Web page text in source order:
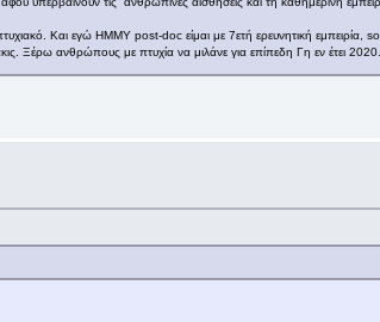
Και εγώ ΗΜΜΥ post-doc είμαι με 7ετή ερευνητική εμπειρία,
Ξέρω ανθρώπους με πτυχία να μιλάνε για επίπεδη Γη εν έτει